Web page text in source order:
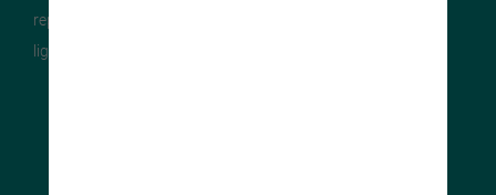
representantes da indústria local, entidades e profissionais
ligados à